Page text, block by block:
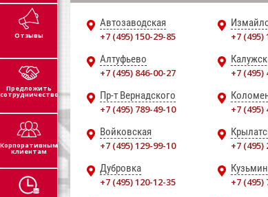
Автозаводская
+7 (495) 150-29-85
+7 (495)
Алтуфьево
+7 (495) 846-00-27
+7 (495)
Пр-т Вернадского
+7 (495) 789-49-10
+7 (495)
Войковская
+7 (495) 129-99-10
+7 (495)
Дубровка
+7 (495) 120-12-35
+7 (495)
Отзывы
Предложить
сотрудничество
Корпоративным
клиентам